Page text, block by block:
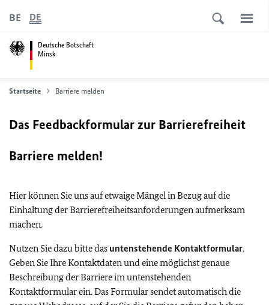
Deutsche Botschaft
Minsk
BE DE
Startseite Barriere melden
Das Feedbackformular zur Barrierefreiheit
Barriere melden!
Hier können Sie uns auf etwaige Mängel in Bezug auf die
Einhaltung der Barrierefreiheitsanforderungen aufmerksam
machen.
Nutzen Sie dazu bitte das untenstehende Kontaktformular.
Geben Sie Ihre Kontaktdaten und eine möglichst genaue
Beschreibung der Barriere im untenstehenden
Kontaktformular ein. Das Formular sendet automatisch die